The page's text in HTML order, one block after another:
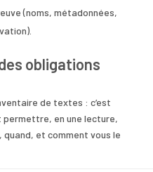
(noms, métadonnées,
obligations
de textes : c’est
en une lecture,
et comment vous le